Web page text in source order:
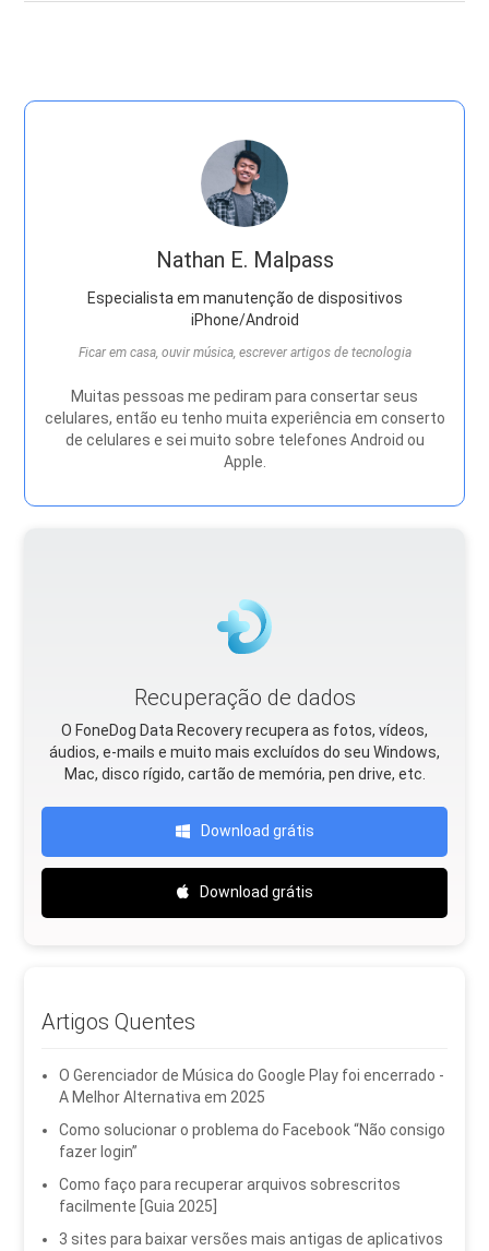
Nathan E. Malpass
Especialista em manutenção de dispositivos
iPhone/Android
Ficar em casa, ouvir música, escrever artigos de tecnologia
Muitas pessoas me pediram para consertar seus
celulares, então eu tenho muita experiência em conserto
de celulares e sei muito sobre telefones Android ou
Apple.
Recuperação de dados
O FoneDog Data Recovery recupera as fotos, vídeos,
áudios, e-mails e muito mais excluídos do seu Windows,
Mac, disco rígido, cartão de memória, pen drive, etc.
Download grátis
Download grátis
Artigos Quentes
O Gerenciador de Música do Google Play foi encerrado -
A Melhor Alternativa em 2025
Como solucionar o problema do Facebook “Não consigo
fazer login”
Como faço para recuperar arquivos sobrescritos
facilmente [Guia 2025]
3 sites para baixar versões mais antigas de aplicativos